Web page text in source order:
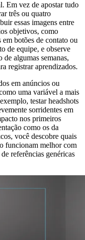
Em vez de apostar tudo
três ou quatro
essas imagens entre
objetivos, como
botões de contato ou
de equipe, e observe
algumas semanas,
registrar aprendizados.
em anúncios ou
uma variável a mais
testar headshots
sorridentes em
nos primeiros
como os da
você descobre quais
funcionam melhor com
referências genéricas